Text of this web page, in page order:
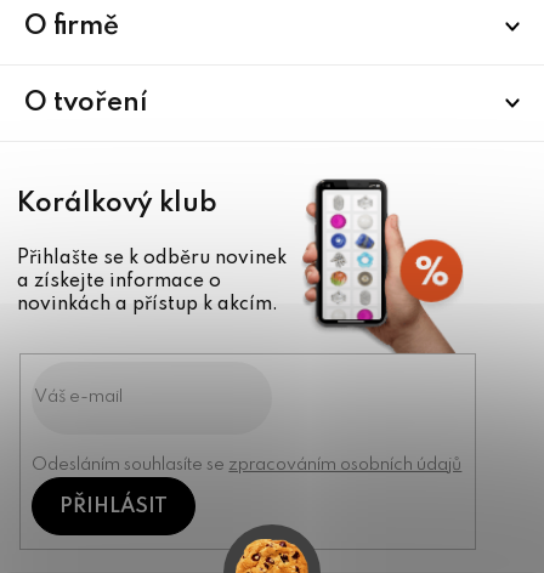
O firmě
O tvoření
Korálkový klub
Přihlašte se k odběru novinek
a získejte informace o
novinkách a přístup k akcím.
Odesláním souhlasíte se zpracováním osobních údajů
PŘIHLÁSIT